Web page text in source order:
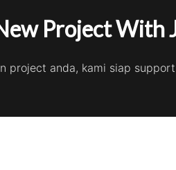
Project With
project anda, kami siap